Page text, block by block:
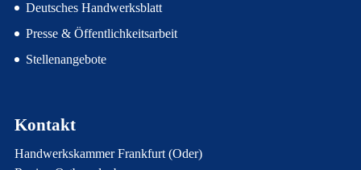
Deutsches Handwerksblatt
Presse & Öffentlichkeitsarbeit
Stellenangebote
Kontakt
Handwerkskammer Frankfurt (Oder)